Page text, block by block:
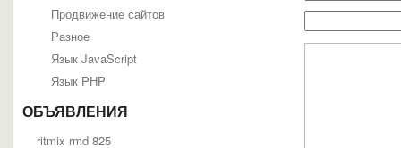
Продвижение сайтов
Разное
Язык JavaScript
Язык PHP
ОБЪЯВЛЕНИЯ
ritmix rmd 825